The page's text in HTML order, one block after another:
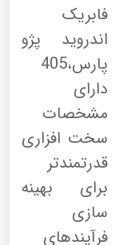
فابریک
اندروید پژو
پارس،405
دارای
مشخصات
سخت افزاری
قدرتمندتر
برای بهینه
سازی
فرآیندهای